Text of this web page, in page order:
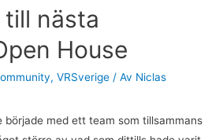
till nästa
House
, VRSverige / Av Niclas
började med ett team som tillsammans